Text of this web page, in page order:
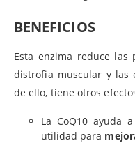
BENEFICIOS
Esta enzima reduce las
distrofia muscular y las
de ello, tiene otros
La CoQ10 ayuda
utilidad para